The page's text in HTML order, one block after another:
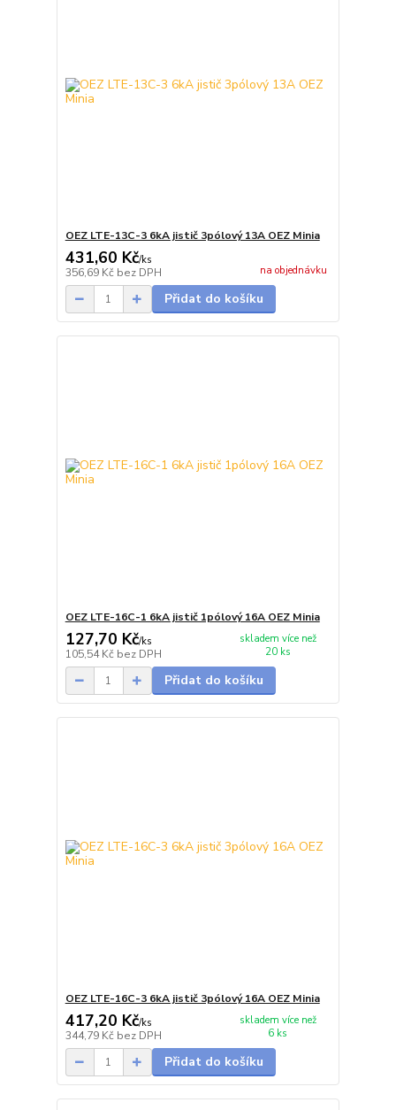
OEZ LTE-13C-3 6kA jistič 3pólový 13A OEZ Minia
431,60 Kč/ks
356,69 Kč bez DPH na objednávku
Přidat do košíku
OEZ LTE-16C-1 6kA jistič 1pólový 16A OEZ Minia
127,70 Kč/ks
105,54 Kč bez DPH
skladem více než
20 ks
Přidat do košíku
OEZ LTE-16C-3 6kA jistič 3pólový 16A OEZ Minia
417,20 Kč/ks
344,79 Kč bez DPH
skladem více než
6 ks
Přidat do košíku